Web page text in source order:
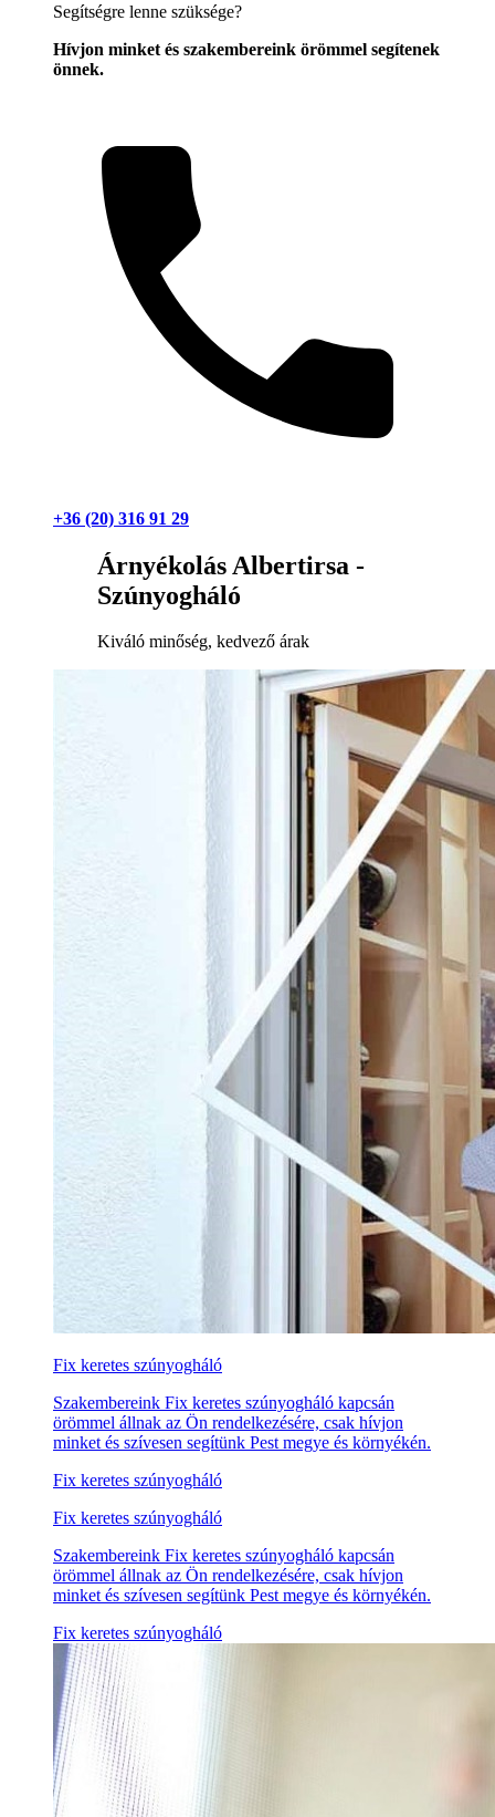
Segítségre lenne szüksége?
Hívjon minket és szakembereink örömmel segítenek
önnek.
+36 (20) 316 91 29
Árnyékolás Albertirsa -
Szúnyogháló
Kiváló minőség, kedvező árak
Fix keretes szúnyogháló
Szakembereink Fix keretes szúnyogháló kapcsán
örömmel állnak az Ön rendelkezésére, csak hívjon
minket és szívesen segítünk Pest megye és környékén.
Fix keretes szúnyogháló
Fix keretes szúnyogháló
Szakembereink Fix keretes szúnyogháló kapcsán
örömmel állnak az Ön rendelkezésére, csak hívjon
minket és szívesen segítünk Pest megye és környékén.
Fix keretes szúnyogháló